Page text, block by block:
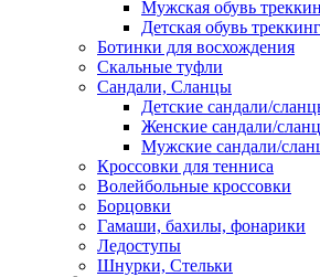
Мужская обувь
Детская обувь
Ботинки для восхождения
Скальные туфли
Сандали, Сланцы
Детские сандали/
Женские сандали/
Мужские сандали/
Кроссовки для тенниса
Волейбольные кроссовки
Борцовки
Гамаши, бахилы, фонарики
Ледоступы
Шнурки, Стельки